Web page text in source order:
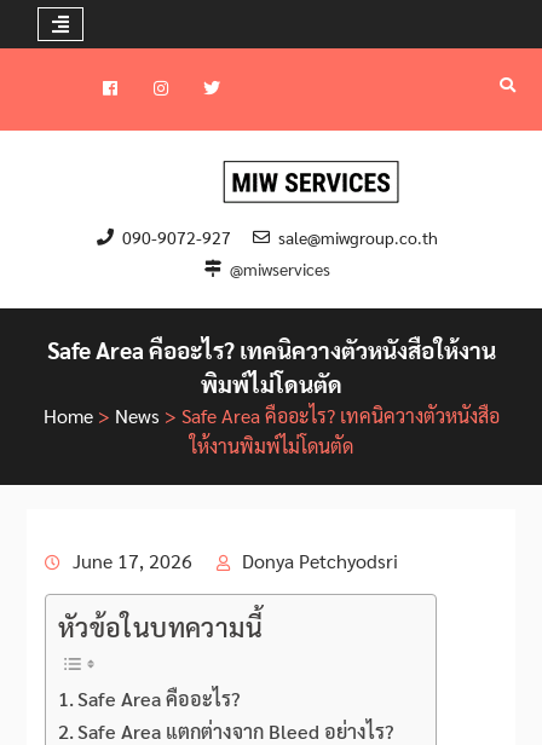
090-9072-927
sale@miwgroup.co.th
@miwservices
Safe Area คืออะไร? เทคนิควางตัวหนังสือให้งาน
พิมพ์ไม่โดนตัด
Home> News > Safe Area คืออะไร? เทคนิควางตัวหนังสือ
ให้งานพิมพ์ไม่โดนตัด
June 17, 2026 Donya Petchyodsri
หัวข้อในบทความนี้
Safe Area คืออะไร?
Safe Area แตกต่างจาก Bleed อย่างไร?